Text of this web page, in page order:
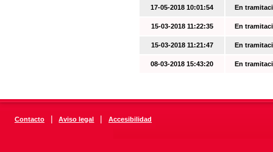
17-05-2018 10:01:54 En
15-03-2018 11:22:35 En
15-03-2018 11:21:47 En
08-03-2018 15:43:20 En
Contacto | Aviso legal | Accesibilidad